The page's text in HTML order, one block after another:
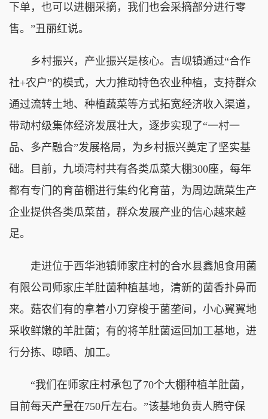
下单，也可以进棚采摘，我们也会采摘部分进行零
售。”丑丽红说。
乡村振兴，产业振兴是核心。吉岘镇通过“合作
社+农户”的模式，大力推动特色农业种植，支持群众
通过流转土地、种植蔬菜等方式拓宽经济收入渠道，
带动村级集体经济发展壮大，逐步实现了“一村一
品、多产融合”发展格局，为乡村振兴奠定了坚实基
础。目前，九顷湾村共有各类瓜菜大棚300座，每年
都有专门的育苗棚进行集约化育苗，为周边蔬菜生产
企业提供各类瓜菜苗，群众发展产业的信心越来越
足。
走进位于西华池镇师家庄村的合水县鑫旭食用菌
有限公司师家庄羊肚菌种植基地，清新的菌香扑鼻而
来。菇农们有的拿着小刀穿梭于菌垄间，小心翼翼地
采收鲜嫩的羊肚菌；有的将羊肚菌运回加工基地，进
行分拣、晾晒、加工。
“我们在师家庄村承包了70个大棚种植羊肚菌，
目前每天产量在750斤左右。”该基地负责人腾守保